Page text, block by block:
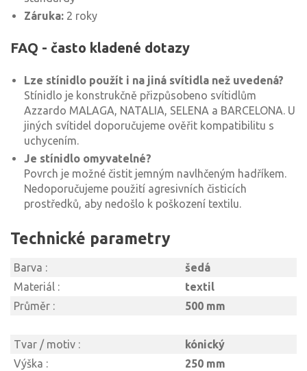
Záruka: 2 roky
FAQ - často kladené dotazy
Lze stínidlo použít i na jiná svítidla než uvedená?
Stínidlo je konstrukčně přizpůsobeno svítidlům
Azzardo MALAGA, NATALIA, SELENA a BARCELONA. U
jiných svítidel doporučujeme ověřit kompatibilitu s
uchycením.
Je stínidlo omyvatelné?
Povrch je možné čistit jemným navlhčeným hadříkem.
Nedoporučujeme použití agresivních čisticích
prostředků, aby nedošlo k poškození textilu.
Technické parametry
Barva :
šedá
Materiál :
textil
Průměr :
500 mm
Tvar / motiv :
kónický
Výška :
250 mm